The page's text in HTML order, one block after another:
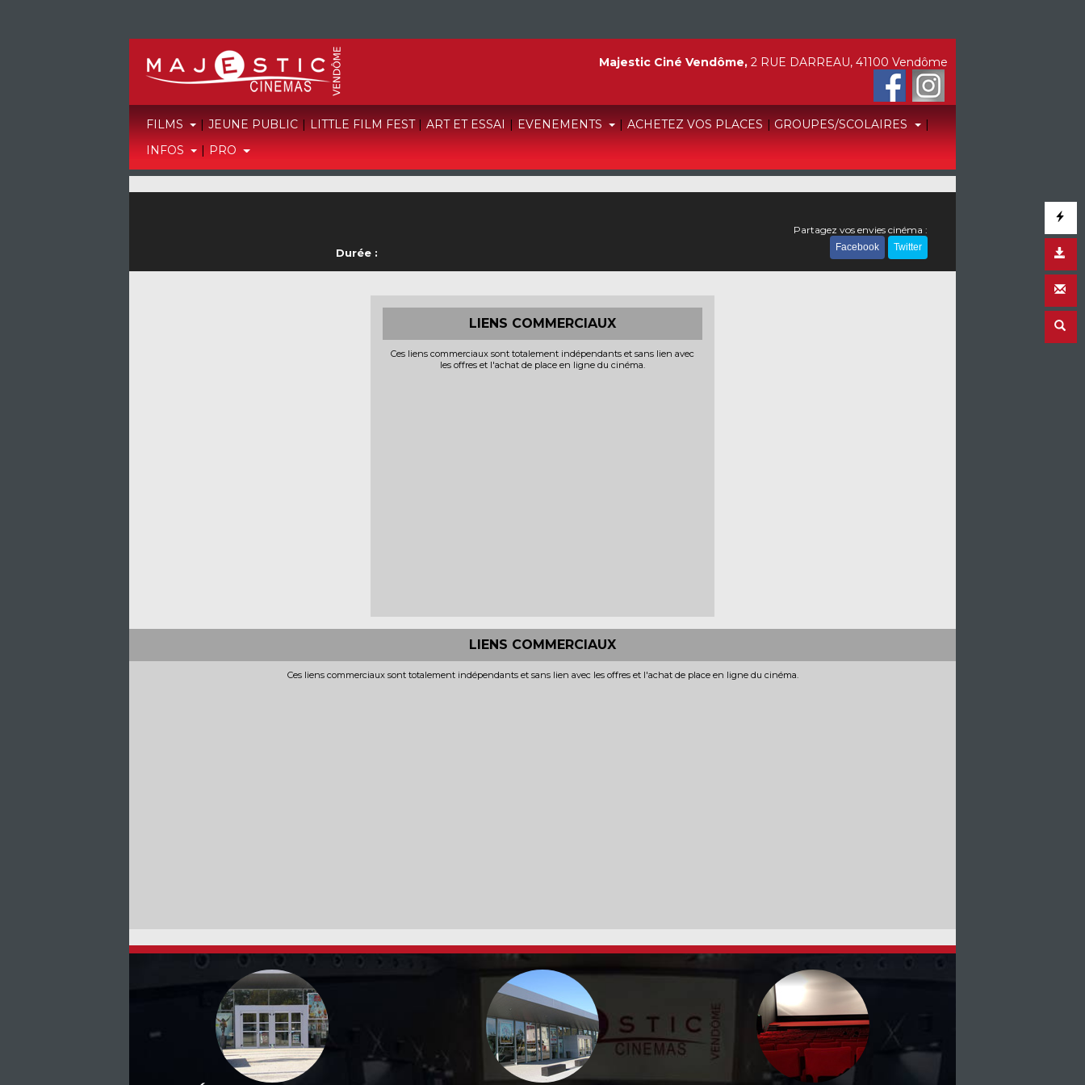
FILMS | JEUNE PUBLIC | LITTLE FILM FEST | ART ET ESSAI | EVENEMENTS | ACHETEZ VOS PLACES | GROUPES/SCOLAIRES
|
INFOS
| PRO
Majestic Ciné Vendôme, 2 RUE DARREAU, 41100 Vendôme
Durée :
Partagez vos envies cinéma :
Facebook Twitter
LIENS COMMERCIAUX
Ces liens commerciaux sont totalement indépendants et sans lien avec
les offres et l'achat de place en ligne du cinéma.
LIENS COMMERCIAUX
Ces liens commerciaux sont totalement indépendants et sans lien avec les offres et l'achat de place en ligne du cinéma.